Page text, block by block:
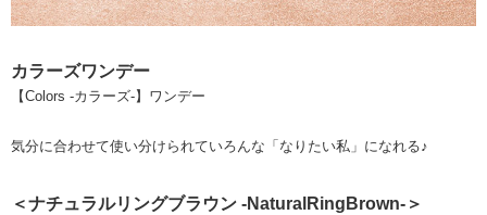
カラーズワンデー
【Colors -カラーズ-】ワンデー
気分に合わせて使い分けられていろんな「なりたい私」になれる♪
＜ナチュラルリングブラウン -NaturalRingBrown-＞